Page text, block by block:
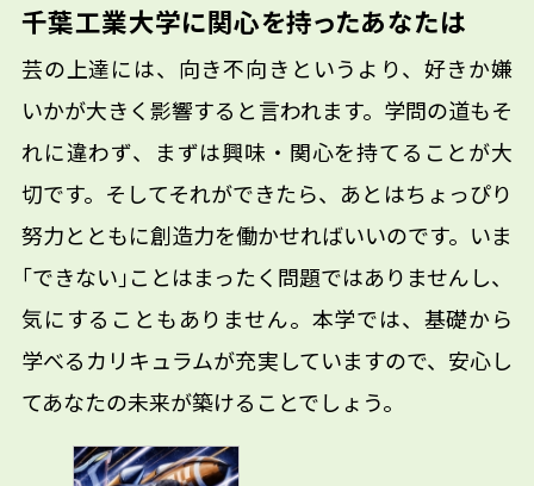
千葉工業大学に関心を持ったあなたは
芸の上達には、向き不向きというより、好きか嫌
いかが大きく影響すると言われます。学問の道もそ
れに違わず、まずは興味・関心を持てることが大
切です。そしてそれができたら、あとはちょっぴり
努力とともに創造力を働かせればいいのです。いま
｢できない｣ことはまったく問題ではありませんし、
気にすることもありません。本学では、基礎から
学べるカリキュラムが充実していますので、安心し
てあなたの未来が築けることでしょう。